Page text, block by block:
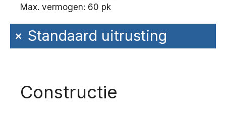
Max. vermogen: 60 pk
+Standaard uitrusting
Constructie